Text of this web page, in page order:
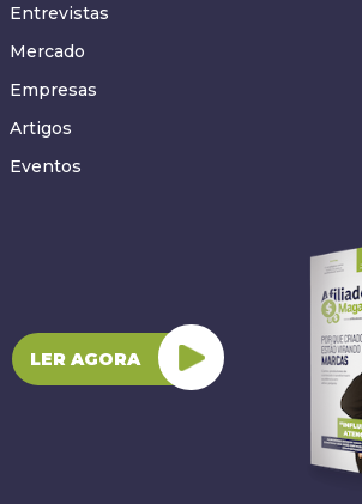
Entrevistas
Mercado
Empresas
Artigos
Eventos
LER AGORA